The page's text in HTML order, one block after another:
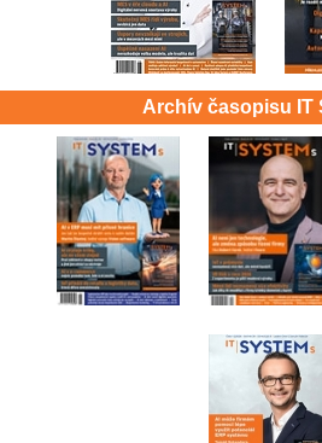
Archív časopisu IT